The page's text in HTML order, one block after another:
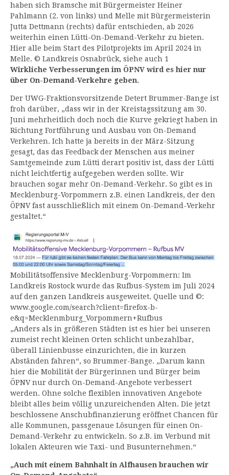
haben sich Bramsche mit Bürgermeister Heiner
Pahlmann (2. von links) und Melle mit Bürgermeisterin
Jutta Dettmann (rechts) dafür entschieden, ab 2026
weiterhin einen Lütti-On-Demand-Verkehr zu bieten.
Hier alle beim Start des Pilotprojekts im April 2024 in
Melle. © Landkreis Osnabrück, siehe auch 1
Wirkliche Verbesserungen im ÖPNV wird es hier nur
über On-Demand-Verkehre geben.
Der UWG-Fraktionsvorsitzende Detert Brummer-Bange ist
froh darüber, „dass wir in der Kreistagssitzung am 30.
Juni mehrheitlich doch noch die Kurve gekriegt haben in
Richtung Fortführung und Ausbau von On-Demand
Verkehren. Ich hatte ja bereits in der März-Sitzung
gesagt, das das Feedback der Menschen aus meiner
Samtgemeinde zum Lütti derart positiv ist, dass der Lütti
nicht leichtfertig aufgegeben werden sollte. Wir
brauchen sogar mehr On-Demand-Verkehr. So gibt es in
Mecklenburg-Vorpommern z.B. einen Landkreis, der den
ÖPNV fast ausschließlich mit einem On-Demand-Verkehr
gestaltet.“
Mobilitätsoffensive Mecklenburg-Vorpommern: Im
Landkreis Rostock wurde das Rufbus-System im Juli 2024
auf den ganzen Landkreis ausgeweitet. Quelle und ©:
www.google.com/search?client=firefox-b-
e&q=Mecklenmburg_Vorpommern+Rufbus
„Anders als in größeren Städten ist es hier bei unseren
zumeist recht kleinen Orten schlicht unbezahlbar,
überall Linienbusse einzurichten, die in kurzen
Abständen fahren“, so Brummer-Bange. „Darum kann
hier die Mobilität der Bürgerinnen und Bürger beim
ÖPNV nur durch On-Demand-Angebote verbessert
werden. Ohne solche flexiblen innovativen Angebote
bleibt alles beim völlig unzureichenden Alten. Die jetzt
beschlossene Anschubfinanzierung eröffnet Chancen für
alle Kommunen, passgenaue Lösungen für einen On-
Demand-Verkehr zu entwickeln. So z.B. im Verbund mit
lokalen Akteuren wie Taxi- und Busunternehmen.“
„Auch mit einem Bahnhalt in Alfhausen brauchen wir